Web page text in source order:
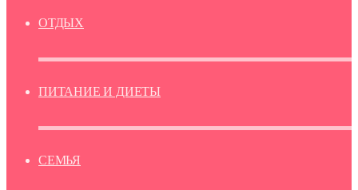
ОТДЫХ
ПИТАНИЕ И ДИЕТЫ
СЕМЬЯ